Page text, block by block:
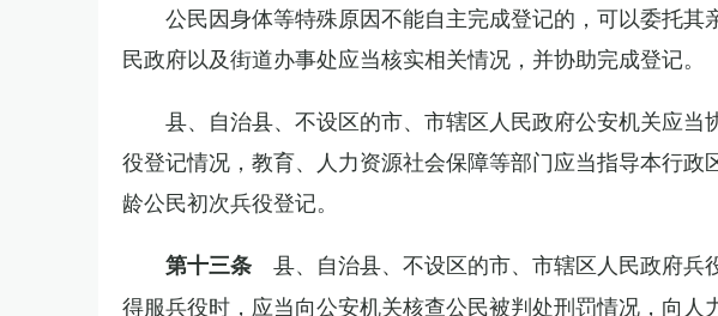
公民因身体等特殊原因不能自主完成登记的，可以委托
民政府以及街道办事处应当核实相关情况，并协助完成登记。
县、自治县、不设区的市、市辖区人民政府公安机关应
役登记情况，教育、人力资源社会保障等部门应当指导本行
龄公民初次兵役登记。
第十三条 县、自治县、不设区的市、市辖区人民政府
得服兵役时，应当向公安机关核查公民被判处刑罚情况，向